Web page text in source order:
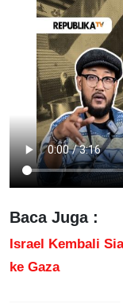
Baca Juga :
Israel Kembali
ke Gaza